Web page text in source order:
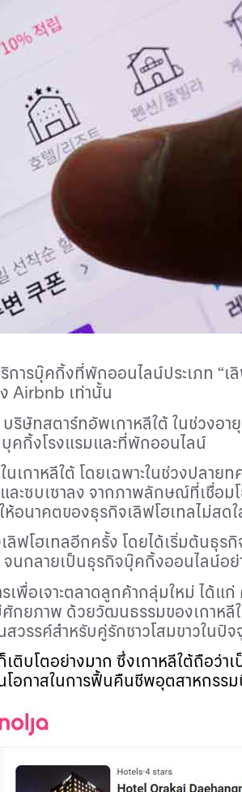
ารบุ๊คกิ้งที่พักออนไลน์ประเภท “เ
Airbnb เท่านั้น
บริษัทสตาร์ทอัพเกาหลีใต้ ในช่วงอา
คกิ้งโรงแรมและที่พักออนไลน์
เกาหลีใต้ โดยเฉพาะในช่วงปลายท
ะซบเซาลง จากภาพลักษณ์ที่เชื่อ
ห้อนาคตของธุรกิจเลิฟโฮเทลไม่สด
ลิฟโฮเทลอีกครั้ง โดยได้เริ่มต้นธุ
จนกลายเป็นธุรกิจบุ๊คกิ้งออนไลน์อ
เพื่อเจาะตลาดลูกค้ากลุ่มใหม่ ได้
กยภาพ ด้วยวัฒนธรรมของเกาหลี
วรรค์สำหรับคู่รักชาวโสมขาวในปั
ติบโตอย่างมาก ซึ่งเกาหลีใต้ถือว่
โอกาสในการฟื้นคืนชีพอุตสาหกรร